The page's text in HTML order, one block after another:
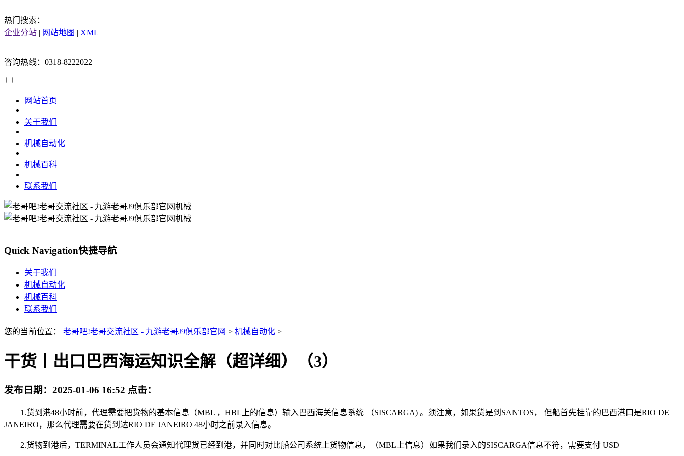
热门搜索：
企业分站 | 网站地图 | XML
咨询热线：0318-8222022
网站首页
|
关于我们
|
机械自动化
|
机械百科
|
联系我们
Quick Navigation快捷导航
关于我们
机械自动化
机械百科
联系我们
您的当前位置： 老哥吧!老哥交流社区 - 九游老哥J9俱乐部官网 > 机械自动化 >
干货丨出口巴西海运知识全解（超详细）（3）
发布日期： 2025-01-06 16:52 点击：
1.货到港48小时前，代理需要把货物的基本信息（MBL ，HBL上的信息）输入巴西海关信息系统 （SISCARGA) 。须注意，如果货是到SANTOS， 但船首先挂靠的巴西港口是RIO DE
JANEIRO，那么代理需要在货到达RIO DE JANEIRO 48小时之前录入信息。
2.货物到港后，TERMINAL工作人员会通知代理货已经到港，并同时对比船公司系统上货物信息，（MBL上信息）如果我们录入的SISCARGA信息不符，需要支付 USD